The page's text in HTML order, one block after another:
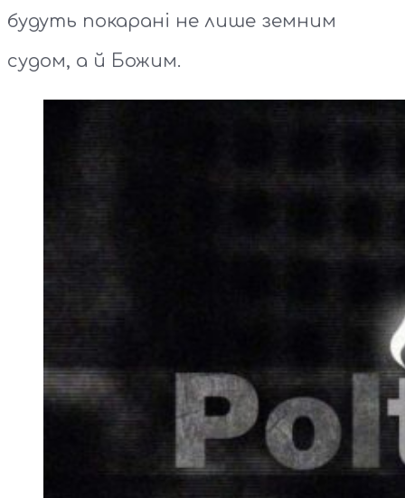
будуть покарані не лише земним
судом, а й Божим.